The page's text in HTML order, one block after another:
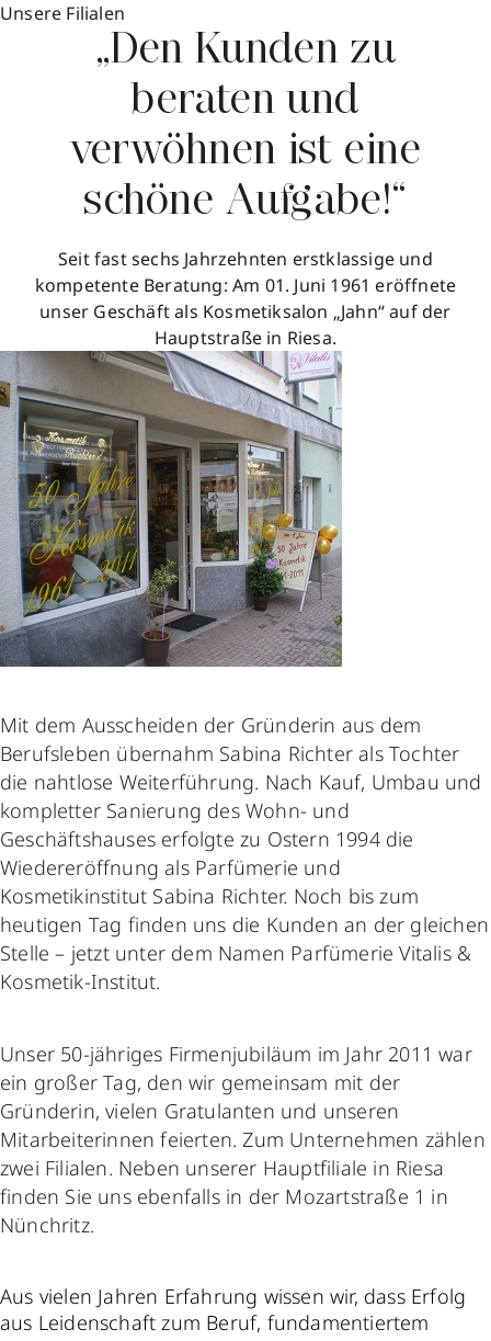
Unsere Filialen
„Den Kunden zu
beraten und
verwöhnen ist eine
schöne Aufgabe!“
Seit fast sechs Jahrzehnten erstklassige und
kompetente Beratung: Am 01. Juni 1961 eröffnete
unser Geschäft als Kosmetiksalon „Jahn“ auf der
Hauptstraße in Riesa.
Mit dem Ausscheiden der Gründerin aus dem
Berufsleben übernahm Sabina Richter als Tochter
die nahtlose Weiterführung. Nach Kauf, Umbau und
kompletter Sanierung des Wohn- und
Geschäftshauses erfolgte zu Ostern 1994 die
Wiedereröffnung als Parfümerie und
Kosmetikinstitut Sabina Richter. Noch bis zum
heutigen Tag finden uns die Kunden an der gleichen
Stelle – jetzt unter dem Namen Parfümerie Vitalis &
Kosmetik-Institut.
Unser 50-jähriges Firmenjubiläum im Jahr 2011 war
ein großer Tag, den wir gemeinsam mit der
Gründerin, vielen Gratulanten und unseren
Mitarbeiterinnen feierten. Zum Unternehmen zählen
zwei Filialen. Neben unserer Hauptfiliale in Riesa
finden Sie uns ebenfalls in der Mozartstraße 1 in
Nünchritz.
Aus vielen Jahren Erfahrung wissen wir, dass Erfolg
aus Leidenschaft zum Beruf, fundamentiertem